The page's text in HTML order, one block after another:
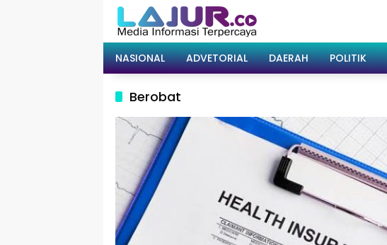
NASIONAL ADVETORIAL DAERAH POLITIK
Berobat